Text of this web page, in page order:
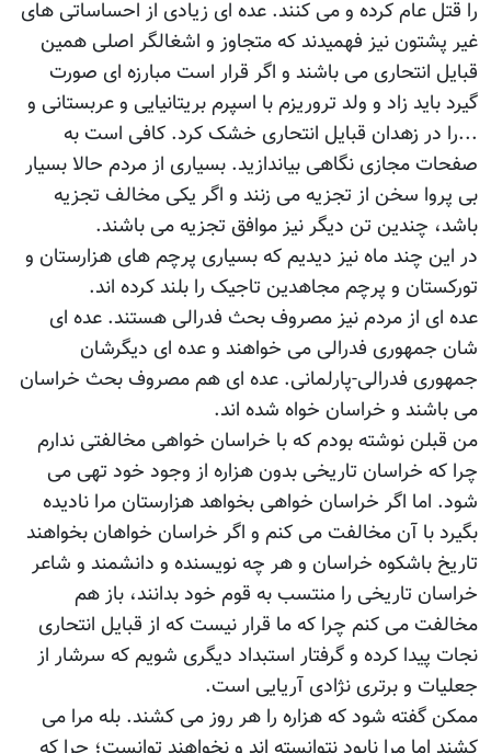
را قتل عام کرده و می کنند. عده ای زیادی از احساساتی های
غیر پشتون نیز فهمیدند که متجاوز و اشغالگر اصلی همین
قبایل انتحاری می باشند و اگر قرار است مبارزه ای صورت
گیرد باید زاد و ولد تروریزم با اسپرم بریتانیایی و عربستانی و
...را در زهدان قبایل انتحاری خشک کرد. کافی است به
صفحات مجازی نگاهی بیاندازید. بسیاری از مردم حالا بسیار
بی پروا سخن از تجزیه می زنند و اگر یکی مخالف تجزیه
باشد، چندین تن دیگر نیز موافق تجزیه می باشند.
در این چند ماه نیز دیدیم که بسیاری پرچم های هزارستان و
تورکستان و پرچم مجاهدین تاجیک را بلند کرده اند.
عده ای از مردم نیز مصروف بحث فدرالی هستند. عده ای
شان جمهوری فدرالی می خواهند و عده ای دیگرشان
جمهوری فدرالی-پارلمانی. عده ای هم مصروف بحث خراسان
می باشند و خراسان خواه شده اند.
من قبلن نوشته بودم که با خراسان خواهی مخالفتی ندارم
چرا که خراسان تاریخی بدون هزاره از وجود خود تهی می
شود. اما اگر خراسان خواهی بخواهد هزارستان مرا نادیده
بگیرد با آن مخالفت می کنم و اگر خراسان خواهان بخواهند
تاریخ باشکوه خراسان و هر چه نویسنده و دانشمند و شاعر
خراسان تاریخی را منتسب به قوم خود بدانند، باز هم
مخالفت می کنم چرا که ما قرار نیست که از قبایل انتحاری
نجات پیدا کرده و گرفتار استبداد دیگری شویم که سرشار از
جعلیات و برتری نژادی آریایی است.
ممکن گفته شود که هزاره را هر روز می کشند. بله مرا می